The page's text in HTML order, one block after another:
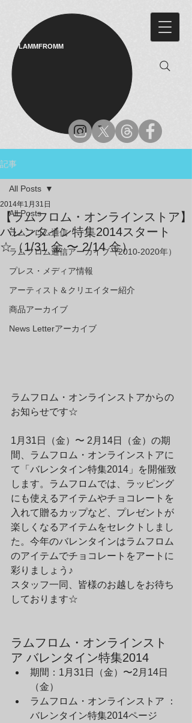
LAMMFROMM​
記事
All Posts
ラムフロム通信
ラムフロム通信アーカイブ（2010-2020年）
プレス・メディア情報
アーティスト＆クリエイター紹介
商品アーカイブ
News Letterアーカイブ
All Posts
【ラムフロム・オンラインストア】
バレンタイン特集2014スタート
☆（1/31 金 〜 2/14 金）
2014年1月31日
ラムフロム・オンラインストアからの
お知らせです☆
1月31日（金）〜 2月14日（金）の期
間、ラムフロム・オンラインストアに
て「バレンタイン特集2014」を開催致
します。ラムフロムでは、ラッピング
にも使えるアイテムやチョコレートを
入れて贈るカップなど、プレゼントが
楽しくなるアイテムをセレクトしまし
た。今年のバレンタインはラムフロム
のアイテムでチョコレートをアートに
彩りましょう♪
スタッフ一同、皆様のお越しをお待ち
しております☆
ラムフロム・オンラインスト
ア バレンタイン特集2014
期間：1月31日（金）〜2月14日
（金）
ラムフロム・オンラインストア ：
バレンタイン特集2014ページ